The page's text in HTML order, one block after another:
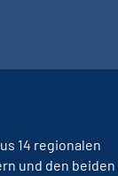
14 regionalen
und den